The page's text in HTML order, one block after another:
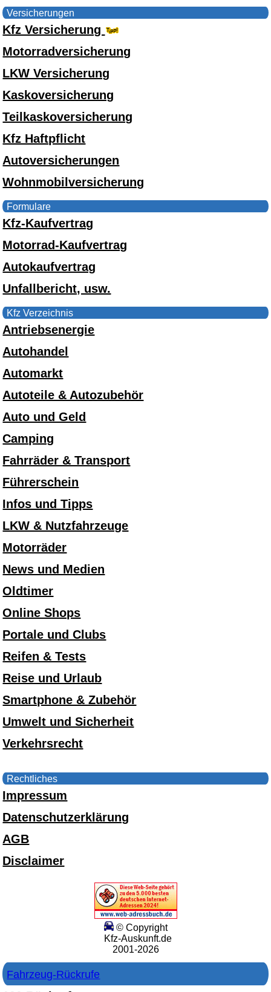
Versicherungen
Kfz Versicherung
Motorradversicherung
LKW Versicherung
Kaskoversicherung
Teilkaskoversicherung
Kfz Haftpflicht
Autoversicherungen
Wohnmobilversicherung
Formulare
Kfz-Kaufvertrag
Motorrad-Kaufvertrag
Autokaufvertrag
Unfallbericht, usw.
Kfz Verzeichnis
Antriebsenergie
Autohandel
Automarkt
Autoteile & Autozubehör
Auto und Geld
Camping
Fahrräder & Transport
Führerschein
Infos und Tipps
LKW & Nutzfahrzeuge
Motorräder
News und Medien
Oldtimer
Online Shops
Portale und Clubs
Reifen & Tests
Reise und Urlaub
Smartphone & Zubehör
Umwelt und Sicherheit
Verkehrsrecht
Rechtliches
Impressum
Datenschutzerklärung
AGB
Disclaimer
© Copyright
Kfz-Auskunft.de
2001-2026
Fahrzeug-Rückrufe